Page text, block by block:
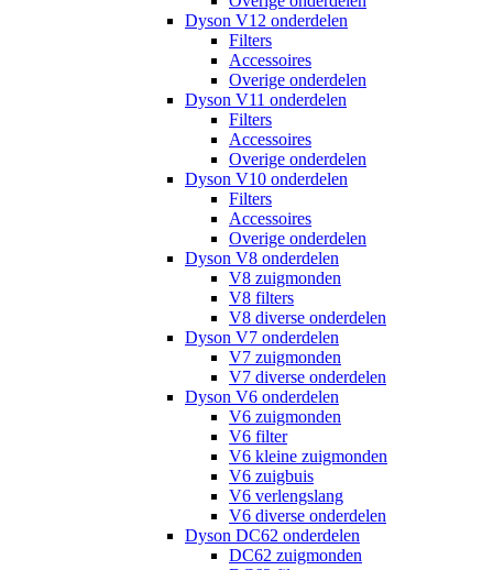
Dyson V12 onderdelen
Filters
Accessoires
Overige onderdelen
Dyson V11 onderdelen
Filters
Accessoires
Overige onderdelen
Dyson V10 onderdelen
Filters
Accessoires
Overige onderdelen
Dyson V8 onderdelen
V8 zuigmonden
V8 filters
V8 diverse onderdelen
Dyson V7 onderdelen
V7 zuigmonden
V7 diverse onderdelen
Dyson V6 onderdelen
V6 zuigmonden
V6 filter
V6 kleine zuigmonden
V6 zuigbuis
V6 verlengslang
V6 diverse onderdelen
Dyson DC62 onderdelen
DC62 zuigmonden